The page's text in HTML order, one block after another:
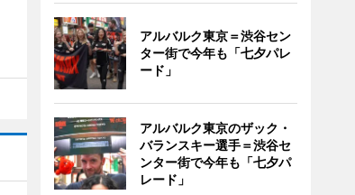
アルバルク東京＝渋谷セン
ター街で今年も「七夕パレ
ード」
アルバルク東京のザック・
バランスキー選手＝渋谷セ
ンター街で今年も「七夕パ
レード」